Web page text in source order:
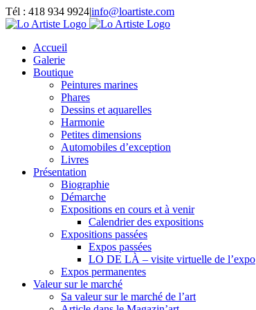
Passer
au
Tél : 418 934 9924|info@loartiste.com
Facebook
Instagram
Email
Pinterest
YouTube
Accueil
Galerie
Boutique
Peintures marines
Phares
Dessins et aquarelles
Harmonie
Petites dimensions
Automobiles d’exception
Livres
Présentation
Biographie
Démarche
Expositions en cours et à venir
Calendrier des expositions
Expositions passées
Expos passées
LO DE LÀ – visite virtuelle de l’expo
Expos permanentes
Valeur sur le marché
Sa valeur sur le marché de l’art